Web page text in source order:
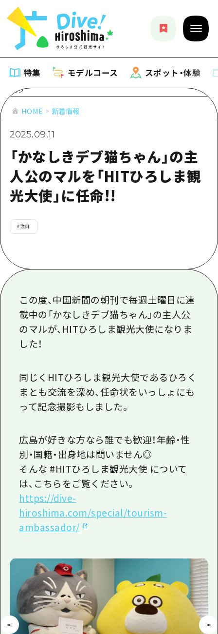
特集 モデルコース スポット・体験
特集
おすすめ
アート
イベント・祭り
スポーツ
ナイトライフ
世界遺産
学び・体験
歴史・文化
癒し
自然
モデルコース
モデルコース一覧
Dive! Hiroshima 公式ガイド
広島もしもトラベル
備北
芸北
弾丸
日帰り
1泊2日
2泊3日
スポット・体験
スポット・体験一覧
備北
宮島周辺
山口県東部
イベント
アクセス
二次交通まとめ
施設の混雑状況のお知らせ
手荷物預かり・配送サービス
広島おもてなしパス
HIROSHIMA FREE Wi-Fi
広島県を訪れる外国人旅行者向け情報一
ボランティアガイド
ユニバーサルツーリズム
ガイドブック
広島県の魅力を動画でご紹介！
メディア掲載情報
フォトダウンロード
関連リンク
新着情報
お問い合わせ
HOME 新着情報
2025.09.11
「かなしきデブ猫ちゃん」の主
人公のマルを「HITひろしま観
光大使」に任命!!
#注目
この度、中国新聞の朝刊で毎週土曜日に連
載中の「かなしきデブ猫ちゃん」の主人公
のマルが、HITひろしま観光大使になりま
した！
同じくHITひろしま観光大使であるひろく
まとも交流を深め、任命状をいっしょにも
って記念撮影もしました。
広島が好きな方なら誰でも歓迎！年齢・性
別・国籍・出身地は問いません◎
そんな #HITひろしま観光大使 について
は、こちらをご覧ください。
https://dive-
hiroshima.com/special/tourism-
ambassador/